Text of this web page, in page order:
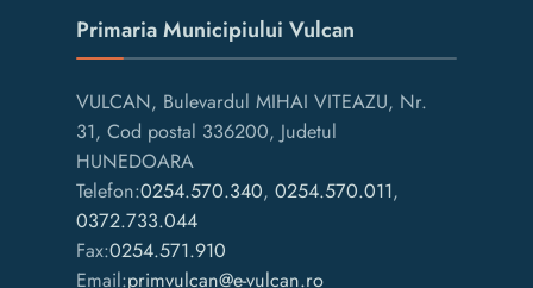
Primaria Municipiului Vulcan
VULCAN, Bulevardul MIHAI VITEAZU, Nr.
31, Cod postal 336200, Judetul
HUNEDOARA
Telefon:0254.570.340, 0254.570.011,
0372.733.044
Fax:0254.571.910
Email:primvulcan@e-vulcan.ro